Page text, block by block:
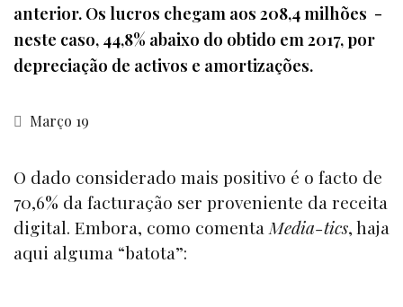
anterior. Os lucros chegam aos 208,4 milhões -
neste caso, 44,8% abaixo do obtido em 2017, por
depreciação de activos e amortizações.
Março 19
O dado considerado mais positivo é o facto de
70,6% da facturação ser proveniente da receita
digital. Embora, como comentaMedia-tics, haja
aqui alguma “batota”: